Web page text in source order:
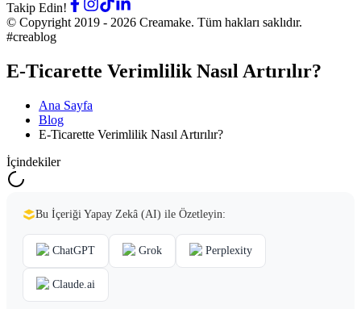
Takip Edin!
© Copyright 2019 - 2026 Creamake. Tüm hakları saklıdır.
#creablog
E-Ticarette Verimlilik Nasıl Artırılır?
Ana Sayfa
Blog
E-Ticarette Verimlilik Nasıl Artırılır?
İçindekiler
Bu İçeriği Yapay Zekâ (AI) ile Özetleyin:
ChatGPT Grok Perplexity
Claude.ai